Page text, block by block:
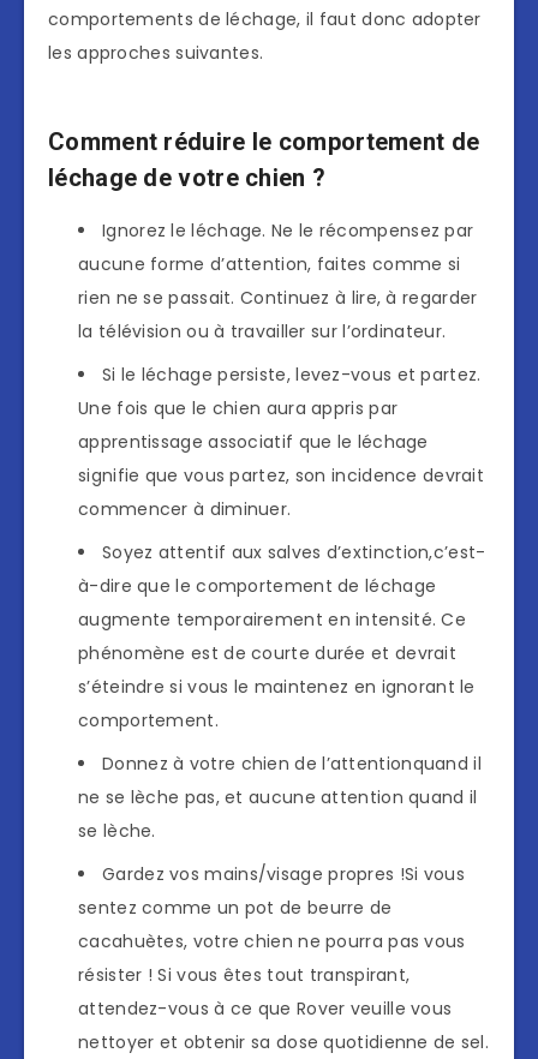
comportements de léchage, il faut donc adopter
les approches suivantes.
Comment réduire le comportement de
léchage de votre chien ?
Ignorez le léchage. Ne le récompensez par
aucune forme d’attention, faites comme si
rien ne se passait. Continuez à lire, à regarder
la télévision ou à travailler sur l’ordinateur.
Si le léchage persiste, levez-vous et partez.
Une fois que le chien aura appris par
apprentissage associatif que le léchage
signifie que vous partez, son incidence devrait
commencer à diminuer.
Soyez attentif aux salves d’extinction,c’est-
à-dire que le comportement de léchage
augmente temporairement en intensité. Ce
phénomène est de courte durée et devrait
s’éteindre si vous le maintenez en ignorant le
comportement.
Donnez à votre chien de l’attentionquand il
ne se lèche pas, et aucune attention quand il
se lèche.
Gardez vos mains/visage propres !Si vous
sentez comme un pot de beurre de
cacahuètes, votre chien ne pourra pas vous
résister ! Si vous êtes tout transpirant,
attendez-vous à ce que Rover veuille vous
nettoyer et obtenir sa dose quotidienne de sel.